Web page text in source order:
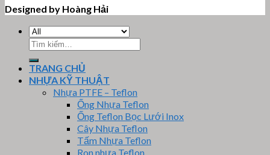
Designed by Hoàng Hải
Tìm
kiếm:
TRANG CHỦ
NHỰA KỸ THUẬT
Nhựa PTFE – Teflon
Ống Nhựa Teflon
Ống Teflon Bọc Lưới Inox
Cây Nhựa Teflon
Tấm Nhựa Teflon
Ron nhựa Teflon